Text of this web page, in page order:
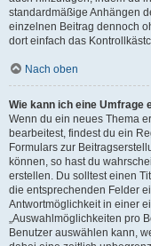
standardmäßige Anhängen
einzelnen Beitrag dennoch
dort einfach das
Nach oben
Wie kann ich eine Umfrage
Wenn du ein neues Thema
bearbeitest, findest du ein
Formulars zur
können, so hast du
erstellen. Du solltest einen
die entsprechenden Felder
Antwortmöglichkeit in einer
„Auswahlmöglichkeiten pro
Benutzer auswählen kann,